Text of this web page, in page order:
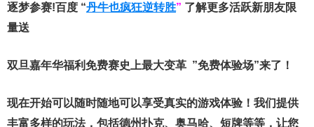
逐梦参赛!百度 “丹牛也疯狂逆转胜” 了解更多活跃新朋友限
量送
双旦嘉年华福利免费赛史上最大变革 ”免费体验场”来了！
现在开始可以随时随地可以享受真实的游戏体验！我们提供
丰富多样的玩法，包括德州扑克、奥马哈、短牌等等，让您